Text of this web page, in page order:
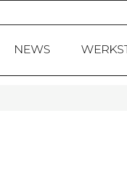
NEWS
Products